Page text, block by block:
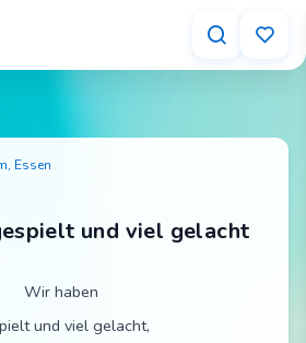
und viel gelacht –
Essen
und viel gelacht
Wir haben
und viel gelacht,